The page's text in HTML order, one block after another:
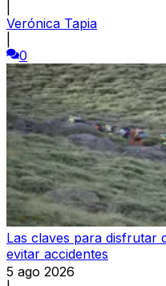
Verónica Tapia
0
Las claves para disfrutar
evitar accidentes
5 ago 2026